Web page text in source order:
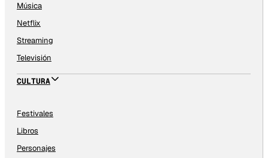
Música
Netflix
Streaming
Televisión
CULTURA
Festivales
Libros
Personajes